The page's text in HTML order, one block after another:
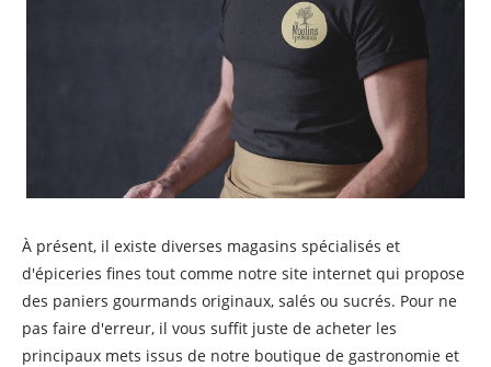
À présent, il existe diverses magasins spécialisés et
d'épiceries fines tout comme notre site internet qui propose
des paniers gourmands originaux, salés ou sucrés. Pour ne
pas faire d'erreur, il vous suffit juste de acheter les
principaux mets issus de notre boutique de gastronomie et